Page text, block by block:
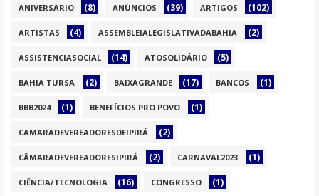
ANIVERSÁRIO (8) ANÚNCIOS (39) ARTIGOS (102)
ARTISTAS (4) ASSEMBLEIALEGISLATIVADABAHIA (2)
ASSISTENCIASOCIAL (14) ATOSOLIDÁRIO (5)
BAHIA TURSA (2) BAIXAGRANDE (17) BANCOS (1)
BBB2024 (1) BENEFÍCIOS PRO POVO (1)
CAMARADEVEREADORESDEIPIRÁ (2)
CÂMARADEVEREADORESIPIRÁ (2) CARNAVAL2023 (1)
CIÊNCIA/TECNOLOGIA (16) CONGRESSO (1)